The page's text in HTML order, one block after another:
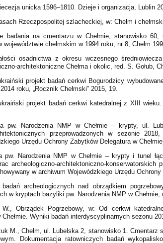
unicka 1596–1810. Dzieje i organizacja, Lublin
Rzeczpospolitej szlacheckiej, w: Chełm i
badania na cmentarzu w Chełmie, stanowisko
chełmskim w 1994 roku, nr 8, Chełm
osadnictwa z okresu wczesnego
architektoniczne Chełma i okolic, red. S. Gołub,
projekt badań cerkwi Bogurodzicy
roku, „Rocznik Chełmski” 2015, 19.
projekt badań cerkwi katedralnej z XIII
pw. Narodzenia NMP w Chełmie – krypty, ul.
przeprowadzonych w sezonie
Urzędu Ochrony Zabytków Delegatura w
pw. Narodzenia NMP w Chełmie – krypty i tunel
archeologiczno-architektoniczno-konserwatorskich
w archiwum Wojewódzkiego Urzędu Ochrony
archeologicznych nad obrządkiem
w kryptach bazyliki pw. Narodzenia NMP w Chełmie,
W., Obrządek Pogrzebowy, w: Od cerkwi
Chełmie. Wyniki badań interdyscyplinarnych sezonu
M., Chełm, ul. Lubelska 2, stanowisko 1.
Dokumentacja ratowniczych badań